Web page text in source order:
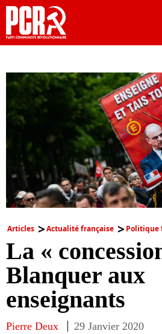
Articles Actualité française Politique
La «
Blanquer aux
enseignants
Pierre Deux 29 Janvier 2020